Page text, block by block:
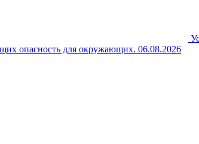
опасность для окружающих. 06.08.2026